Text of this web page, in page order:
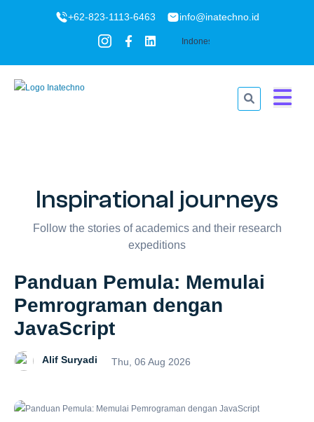
+62-823-1113-6463 info@inatechno.id
Inspirational journeys
Follow the stories of academics and their research
expeditions
Panduan Pemula: Memulai
Pemrograman dengan
JavaScript
Alif Suryadi Thu, 06 Aug 2026